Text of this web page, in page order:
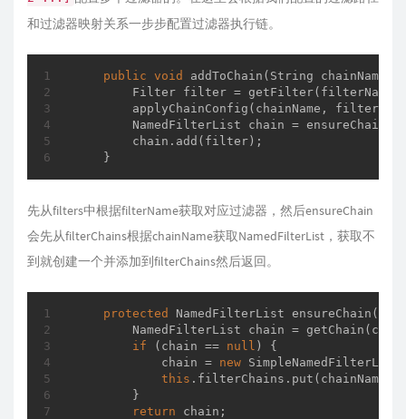
和过滤器映射关系一步步配置过滤器执行链。
public void addToChain (String
Filter filter =
applyChainConfig(chainName, filter,
NamedFilterList chain =
        chain.add(filter);
    }
先从filters中根据filterName获取对应过滤器，然后ensureChain
会先从filterChains根据chainName获取NamedFilterList，获取不
到就创建一个并添加到filterChains然后返回。
protected NamedFilterList ensureChain
NamedFilterList chain =
if (chain == null ) {
            chain =
new
this .filterChains.put(chainName,
        }
return chain;